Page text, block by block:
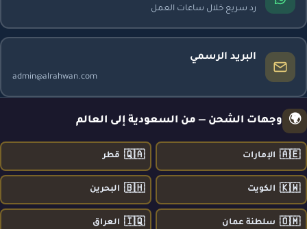
رد سريع خلال ساعات العمل
البريد الرسمي
admin@alrahwan.com
🌍 وجهات الشحن — من السعودية إلى العالم
🇦🇪 الإمارات 🇶🇦 قطر
🇰🇼 الكويت 🇧🇭 البحرين
🇴🇲 سلطنة عمان 🇮🇶 العراق